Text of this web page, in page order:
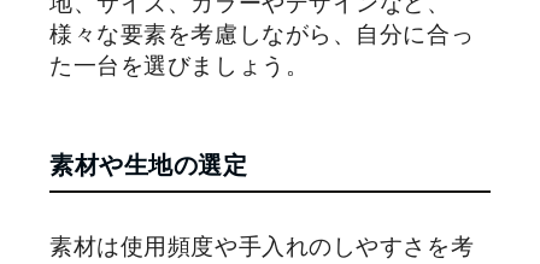
様々な要素を考慮しながら、自分に合っ
た一台を選びましょう。
素材や生地の選定
素材は使用頻度や手入れのしやすさを考